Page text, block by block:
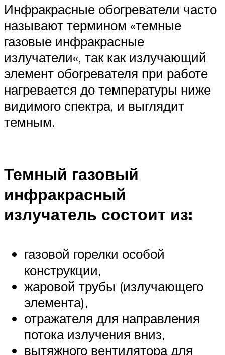
Инфракрасные обогреватели часто
называют термином «темные
газовые инфракрасные
излучатели«, так как излучающий
элемент обогревателя при работе
нагревается до температуры ниже
видимого спектра, и выглядит
темным.
Темный газовый
инфракрасный
излучатель состоит из:
газовой горелки особой
конструкции,
жаровой трубы (излучающего
элемента),
отражателя для направления
потока излучения вниз,
вытяжного вентилятора для